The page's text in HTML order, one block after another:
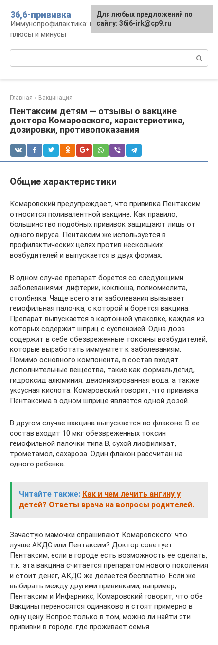
контенту
36,6-прививка
Иммунопрофилактика: график, препараты,
плюсы и минусы
Главная » Вакцинация
Пентаксим детям — отзывы о вакцине
доктора Комаровского, характеристика,
дозировки, противопоказания
Общие характеристики
Комаровский предупреждает, что прививка Пентаксим
относится поливалентной вакцине. Как правило,
большинство подобных прививок защищают лишь от
одного вируса. Пентаксим же используется в
профилактических целях против нескольких
возбудителей и выпускается в двух формах.
В одном случае препарат борется со следующими
заболеваниями: дифтерии, коклюша, полиомиелита,
столбняка. Чаще всего эти заболевания вызывает
гемофильная палочка, с которой и борется вакцина.
Препарат выпускается в картонной упаковке, каждая из
которых содержит шприц с суспензией. Одна доза
содержит в себе обезвреженные токсины возбудителей,
которые выработать иммунитет к заболеваниям.
Помимо основного компонента, в состав входят
дополнительные вещества, такие как формальдегид,
гидроксид алюминия, деионизированная вода, а также
уксусная кислота. Комаровский говорит, что прививка
Пентаксима в одном шприце является одной дозой.
В другом случае вакцина выпускается во флаконе. В ее
состав входит 10 мкг обезвреженных токсин
гемофильной палочки типа В, сухой лиофилизат,
трометамол, сахароза. Один флакон рассчитан на
одного ребенка.
Читайте также: Как и чем лечить ангину у
детей? Ответы врача на вопросы родителей.
Зачастую мамочки спрашивают Комаровского: что
лучше АКДС или Пентаксим? Доктор советует
Пентаксим, если в городе есть возможность ее сделать,
т.к. эта вакцина считается препаратом нового поколения
и стоит денег, АКДС же делается бесплатно. Если же
выбирать между другими прививками, например,
Пентаксим и Инфарникс, Комаровский говорит, что обе
Вакцины переносятся одинаково и стоят примерно в
одну цену. Вопрос только в том, можно ли найти эти
прививки в городе, где проживает семья.
Для любых предложений по
сайту: 36i6-irk@cp9.ru